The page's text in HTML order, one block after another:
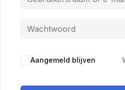
Aangemeld blijven